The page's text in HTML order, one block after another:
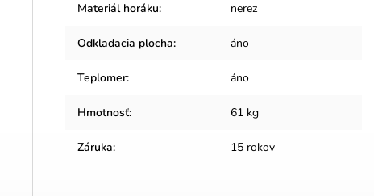
Materiál horáku: nerez
Odkladacia plocha: áno
Teplomer: áno
Hmotnosť: 61 kg
Záruka: 15 rokov